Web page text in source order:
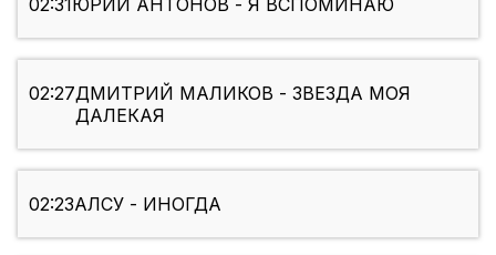
02:31ЮРИЙ АНТОНОВ - Я ВСПОМИНАЮ
02:27ДМИТРИЙ МАЛИКОВ - ЗВЕЗДА МОЯ
ДАЛЕКАЯ
02:23АЛСУ - ИНОГДА